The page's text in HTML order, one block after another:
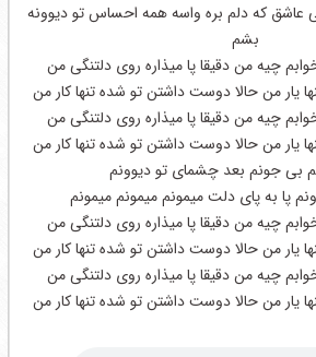
عاشق که دلم بره واسه همه احساس تو دیوونه
بشم
چیه من دقیقا پا میذاره روی دلتنگی من
یار من حالا دوست داشتن تو شده تنها کار من
چیه من دقیقا پا میذاره روی دلتنگی من
یار من حالا دوست داشتن تو شده تنها کار من
بی جونم بعد چشمای تو دیوونم
پا به پای دلت میمونم میمونم میمونم
چیه من دقیقا پا میذاره روی دلتنگی من
یار من حالا دوست داشتن تو شده تنها کار من
چیه من دقیقا پا میذاره روی دلتنگی من
یار من حالا دوست داشتن تو شده تنها کار من